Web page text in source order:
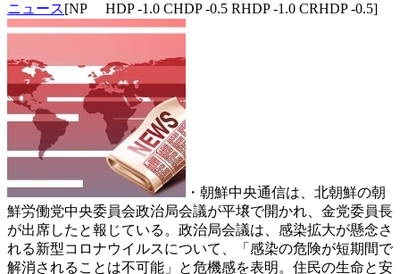
ニュース[NP HDP -1.0 CHDP -0.5 RHDP -1.0 CRHDP -0.5]
・朝鮮中央通信は、北朝鮮の朝
鮮労働党中央委員会政治局会議が平壌で開かれ、金党委員長
が出席したと報じている。政治局会議は、感染拡大が懸念さ
れる新型コロナウイルスについて、「感染の危険が短期間で
解消されることは不可能」と危機感を表明。住民の生命と安